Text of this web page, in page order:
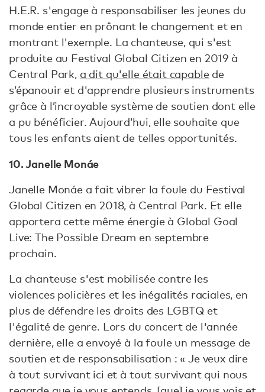
H.E.R. s'engage à responsabiliser les jeunes du
monde entier en prônant le changement et en
montrant l'exemple. La chanteuse, qui s'est
produite au Festival Global Citizen en 2019 à
Central Park, a dit qu'elle était capablede
s’épanouir et d'apprendre plusieurs instruments
grâce à l’incroyable système de soutien dont elle
a pu bénéficier. Aujourd’hui, elle souhaite que
tous les enfants aient de telles opportunités.
10. Janelle Monáe
Janelle Monáe a fait vibrer la foule du Festival
Global Citizen en 2018, à Central Park. Et elle
apportera cette même énergie à Global Goal
Live: The Possible Dream en septembre
prochain.
La chanteuse s'est mobilisée contre les
violences policières et les inégalités raciales, en
plus de défendre les droits des LGBTQ et
l'égalité de genre. Lors du concert de l'année
dernière, elle a envoyé à la foule un message de
soutien et de responsabilisation : « Je veux dire
à tout survivant ici et à tout survivant qui nous